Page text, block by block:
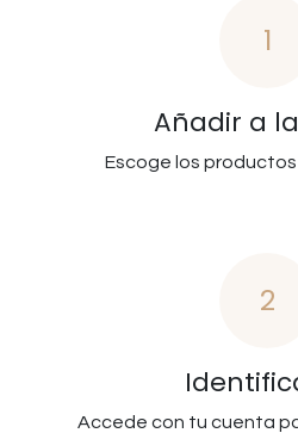
1
Añadir a
Escoge los
2
Accede con tu cuenta